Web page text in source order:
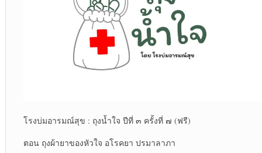
โรงบ่มอารมณ์สุข : ถุงน้ำใจ ปีที่ ๓ ครั้งที่ ๗ (ฟรี)
ตอน ถุงผ้ายาของหัวใจ อโรคยา ปรมาลาภา